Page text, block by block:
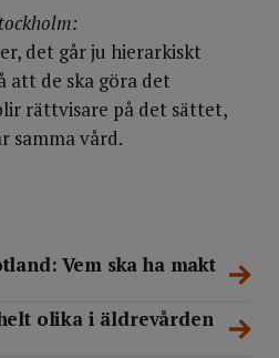
det går ju hierarkiskt
att de ska göra det
rättvisare på det sättet,
samma vård.
Vem ska ha makt
olika i äldrevården